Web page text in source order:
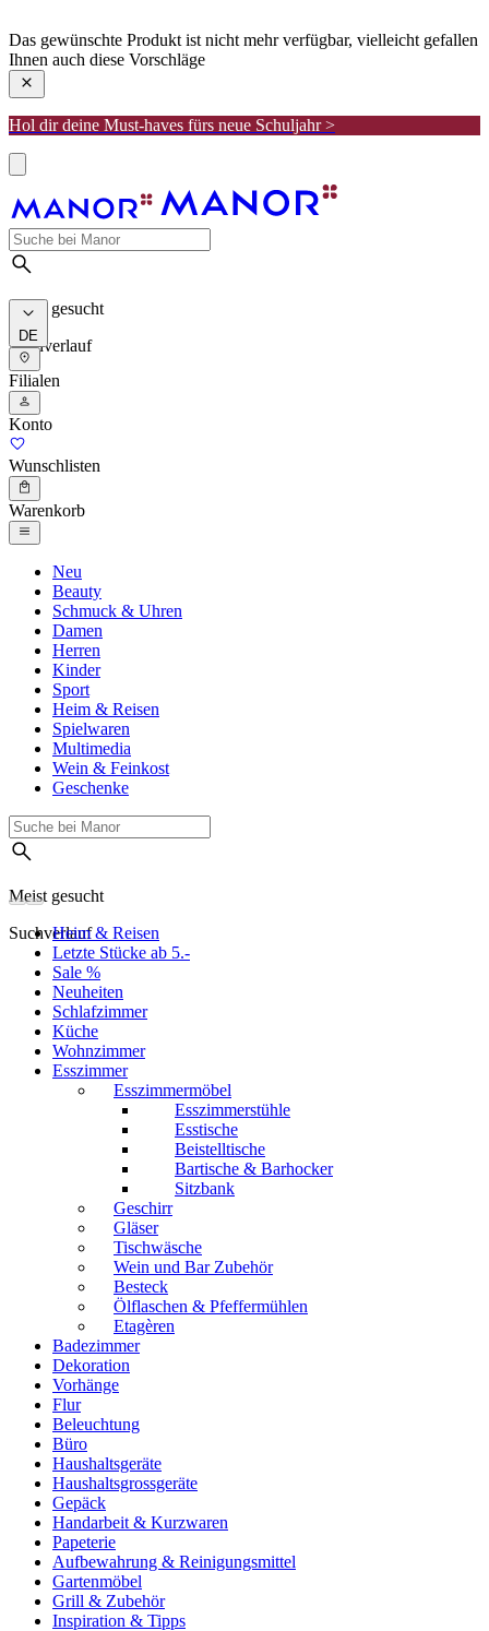
Das gewünschte Produkt ist nicht mehr verfügbar, vielleicht gefallen
Ihnen auch diese Vorschläge
Hol dir deine Must-haves fürs neue Schuljahr >
Meist gesucht
Suchverlauf
DE
Filialen
Konto
Wunschlisten
Warenkorb
Neu
Beauty
Schmuck & Uhren
Damen
Herren
Kinder
Sport
Heim & Reisen
Spielwaren
Multimedia
Wein & Feinkost
Geschenke
Meist gesucht
SuchverlaufHeim & Reisen
Letzte Stücke ab 5.-
Sale %
Neuheiten
Schlafzimmer
Küche
Wohnzimmer
Esszimmer
Esszimmermöbel
Esszimmerstühle
Esstische
Beistelltische
Bartische & Barhocker
Sitzbank
Geschirr
Gläser
Tischwäsche
Wein und Bar Zubehör
Besteck
Ölflaschen & Pfeffermühlen
Etagèren
Badezimmer
Dekoration
Vorhänge
Flur
Beleuchtung
Büro
Haushaltsgeräte
Haushaltsgrossgeräte
Gepäck
Handarbeit & Kurzwaren
Papeterie
Aufbewahrung & Reinigungsmittel
Gartenmöbel
Grill & Zubehör
Inspiration & Tipps